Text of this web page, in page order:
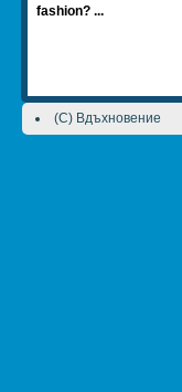
fashion? ...
(C) Вдъхновение